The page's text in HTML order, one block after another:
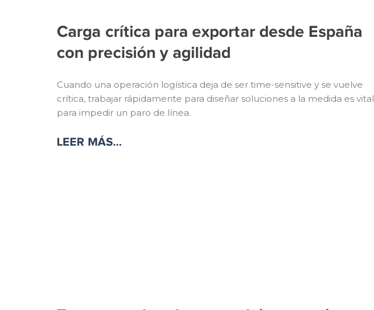
Carga crítica para exportar desde España
con precisión y agilidad
Cuando una operación logística deja de ser time-sensitive y se vuelve
crítica, trabajar rápidamente para diseñar soluciones a la medida es vital
para impedir un paro de línea.
LEER MÁS...